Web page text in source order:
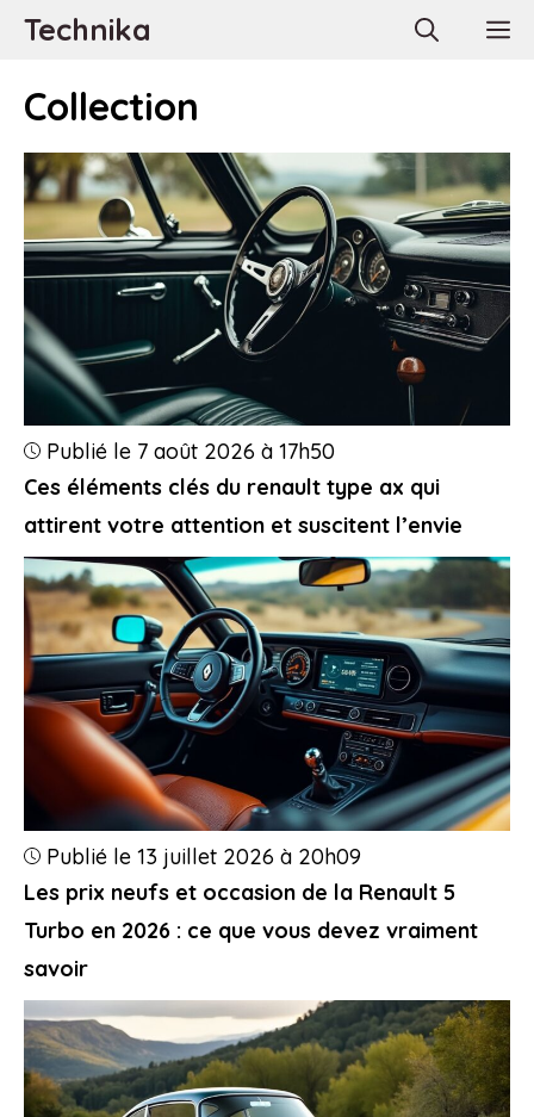
AllerTechnika
Collection
Ces éléments clés du renault type ax qui
attirent votre attention et suscitent l’envie
Publié le 7 août 2026 à 17h50
Les prix neufs et occasion de la Renault 5
Turbo en 2026 : ce que vous devez vraiment
savoir
Publié le 13 juillet 2026 à 20h09